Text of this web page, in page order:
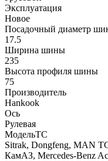
Эксплуатация
Новое
Посадочный диаметр
17.5
Ширина шины
235
Высота профиля шины
75
Производитель
Hankook
Ось
Рулевая
МодельТС
Sitrak, Dongfeng, MAN
КамАЗ, Mercedes-Benz